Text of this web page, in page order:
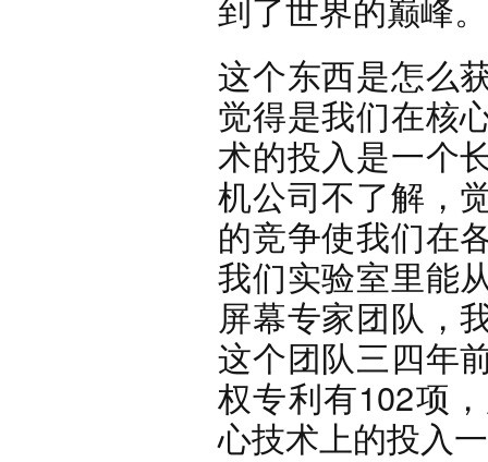
到了世界的巅峰。
这个东西是怎么
觉得是我们在核
术的投入是一个
机公司不了解，
的竞争使我们在
我们实验室里能
屏幕专家团队，
这个团队三四年
权专利有102项
心技术上的投入